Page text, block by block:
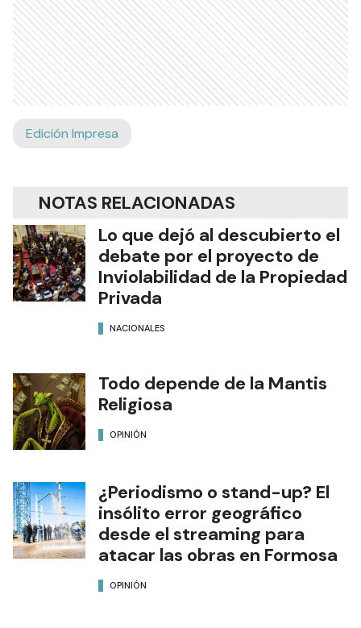
Edición Impresa
NOTAS RELACIONADAS
Lo que dejó al descubierto el
debate por el proyecto de
Inviolabilidad de la Propiedad
Privada
NACIONALES
Todo depende de la Mantis
Religiosa
OPINIÓN
¿Periodismo o stand-up? El
insólito error geográfico
desde el streaming para
atacar las obras en Formosa
OPINIÓN